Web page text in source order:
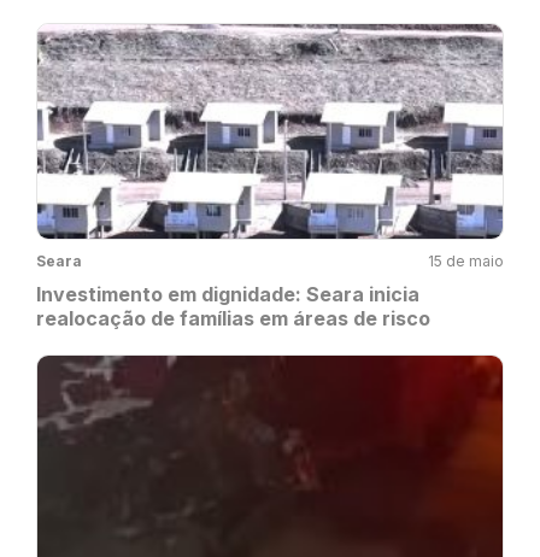
Seara 15 de maio
Investimento em dignidade: Seara inicia
realocação de famílias em áreas de risco